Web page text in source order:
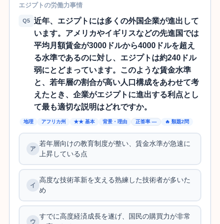
エジプトの労働力事情
Q5
近年、エジプトには多くの外国企業が進出して
います。アメリカやイギリスなどの先進国では
平均月額賃金が3000ドルから4000ドルを超え
る水準であるのに対し、エジプトは約240ドル
弱にとどまっています。このような賃金水準
と、若年層の割合が高い人口構成をあわせて考
えたとき、企業がエジプトに進出する利点とし
て最も適切な説明はどれですか。
地理 アフリカ州 ★★ 基本 背景・理由 正答率 — 🔥 類題2問
若年層向けの教育制度が整い、賃金水準が急速に
上昇している点
高度な技術革新を支える熟練した技術者が多いた
め
すでに高度経済成長を遂げ、国民の購買力が非常